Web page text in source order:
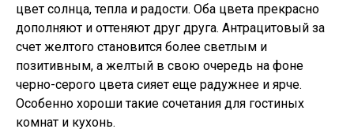
цвет солнца, тепла и радости. Оба цвета прекрасно
дополняют и оттеняют друг друга. Антрацитовый за
счет желтого становится более светлым и
позитивным, а желтый в свою очередь на фоне
черно-серого цвета сияет еще радужнее и ярче.
Особенно хороши такие сочетания для гостиных
комнат и кухонь.